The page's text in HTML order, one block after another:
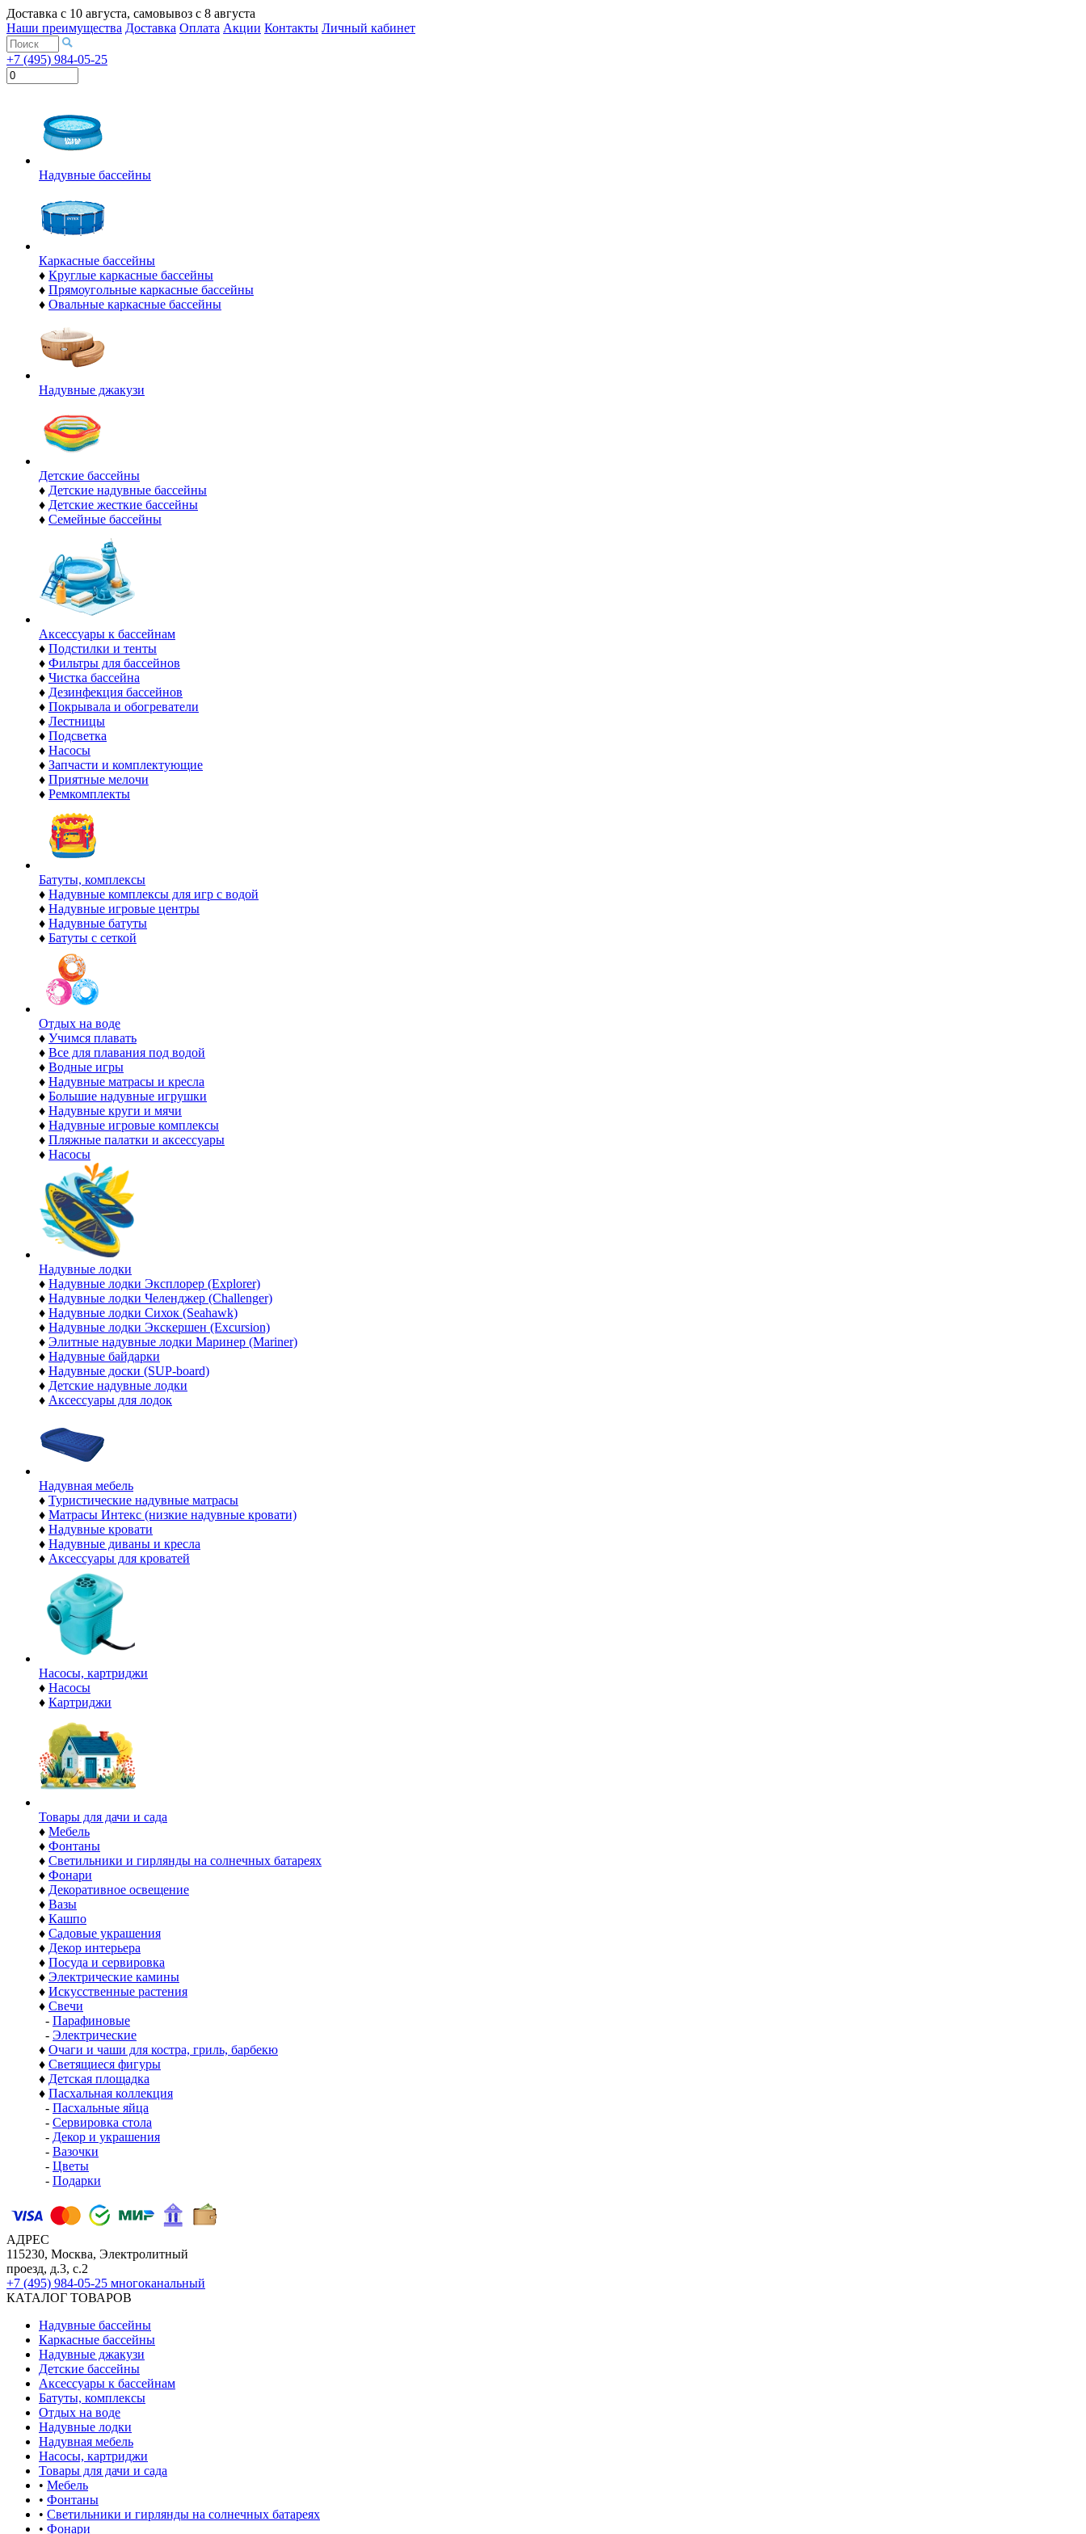
Доставка с 10 августа, самовывоз с 8 августа
Наши преимущества Доставка Оплата Акции Контакты Личный кабинет
+7 (495) 984-05-25
Надувные бассейны
Каркасные бассейны
♦ Круглые каркасные бассейны
♦ Прямоугольные каркасные бассейны
♦ Овальные каркасные бассейны
Надувные джакузи
Детские бассейны
♦ Детские надувные бассейны
♦ Детские жесткие бассейны
♦ Семейные бассейны
Аксессуары к бассейнам
♦ Подстилки и тенты
♦ Фильтры для бассейнов
♦ Чистка бассейна
♦ Дезинфекция бассейнов
♦ Покрывала и обогреватели
♦ Лестницы
♦ Подсветка
♦ Насосы
♦ Запчасти и комплектующие
♦ Приятные мелочи
♦ Ремкомплекты
Батуты, комплексы
♦ Надувные комплексы для игр с водой
♦ Надувные игровые центры
♦ Надувные батуты
♦ Батуты с сеткой
Отдых на воде
♦ Учимся плавать
♦ Все для плавания под водой
♦ Водные игры
♦ Надувные матрасы и кресла
♦ Большие надувные игрушки
♦ Надувные круги и мячи
♦ Надувные игровые комплексы
♦ Пляжные палатки и аксессуары
♦ Насосы
Надувные лодки
♦ Надувные лодки Эксплорер (Explorer)
♦ Надувные лодки Челенджер (Challenger)
♦ Надувные лодки Сихок (Seahawk)
♦ Надувные лодки Экскершен (Excursion)
♦ Элитные надувные лодки Маринер (Mariner)
♦ Надувные байдарки
♦ Надувные доски (SUP-board)
♦ Детские надувные лодки
♦ Аксессуары для лодок
Надувная мебель
♦ Туристические надувные матрасы
♦ Матрасы Интекс (низкие надувные кровати)
♦ Надувные кровати
♦ Надувные диваны и кресла
♦ Аксессуары для кроватей
Насосы, картриджи
♦ Насосы
♦ Картриджи
Товары для дачи и сада
♦ Мебель
♦ Фонтаны
♦ Светильники и гирлянды на солнечных батареях
♦ Фонари
♦ Декоративное освещение
♦ Вазы
♦ Кашпо
♦ Садовые украшения
♦ Декор интерьера
♦ Посуда и сервировка
♦ Электрические камины
♦ Искусственные растения
♦ Свечи
- Парафиновые
- Электрические
♦ Очаги и чаши для костра, гриль, барбекю
♦ Светящиеся фигуры
♦ Детская площадка
♦ Пасхальная коллекция
- Пасхальные яйца
- Сервировка стола
- Декор и украшения
- Вазочки
- Цветы
- Подарки
АДРЕС
115230, Москва, Электролитный
проезд, д.3, с.2
+7 (495) 984-05-25 многоканальный
КАТАЛОГ ТОВАРОВ
Надувные бассейны
Каркасные бассейны
Надувные джакузи
Детские бассейны
Аксессуары к бассейнам
Батуты, комплексы
Отдых на воде
Надувные лодки
Надувная мебель
Насосы, картриджи
Товары для дачи и сада
• Мебель
• Фонтаны
• Светильники и гирлянды на солнечных батареях
• Фонари